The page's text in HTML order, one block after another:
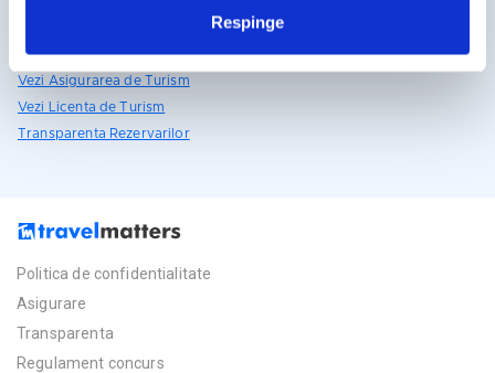
Respinge
Licente TravelMatters
Vezi Asigurarea de Turism
Vezi Licenta de Turism
Transparenta Rezervarilor
Politica de confidentialitate
Asigurare
Transparenta
Regulament concurs